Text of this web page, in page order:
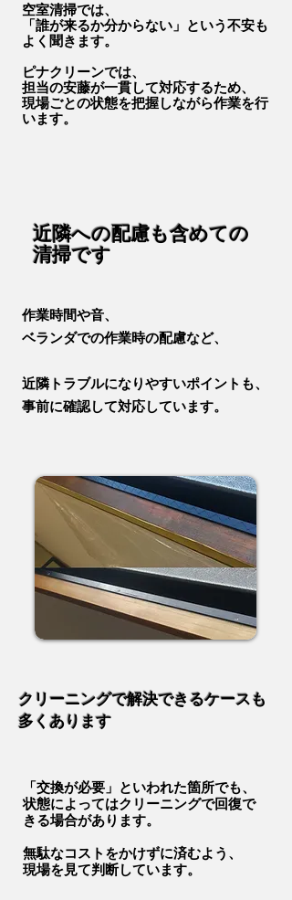
空室清掃では、
「誰が来るか分からない」という不安も
よく聞きます。
ピナクリーンでは、
担当の安藤が一貫して対応するため、
​現場ごとの状態を把握しながら作業を行
います。
​近隣への配慮も含めての
清掃です
作業時間や音、
ベランダでの作業時の配慮など、
近隣トラブルになりやすいポイントも、
事前に確認して対応しています。
クリーニングで解決できるケースも
​多くあります
「交換が必要」といわれた箇所でも、
状態によってはクリーニングで回復で
きる場合があります。
無駄なコストをかけずに済むよう、
​現場を見て判断しています。